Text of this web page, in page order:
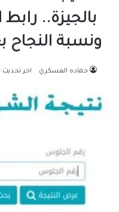
بالجيزة..
ونسبة النجاح
حماده العسكري اخر تحديث الأربعاء, 17